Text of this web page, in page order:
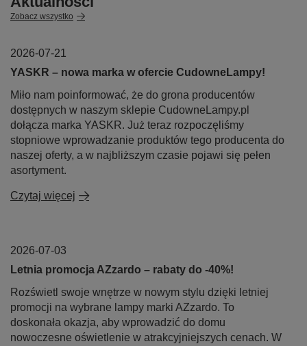
Zobacz wszystko
2026-07-21
YASKR – nowa marka w ofercie CudowneLampy!
Miło nam poinformować, że do grona producentów
dostępnych w naszym sklepie CudowneLampy.pl
dołącza marka YASKR. Już teraz rozpoczęliśmy
stopniowe wprowadzanie produktów tego producenta do
naszej oferty, a w najbliższym czasie pojawi się pełen
asortyment.
Czytaj więcej
2026-07-03
Letnia promocja AZzardo – rabaty do -40%!
Rozświetl swoje wnętrze w nowym stylu dzięki letniej
promocji na wybrane lampy marki AZzardo. To
doskonała okazja, aby wprowadzić do domu
nowoczesne oświetlenie w atrakcyjniejszych cenach. W